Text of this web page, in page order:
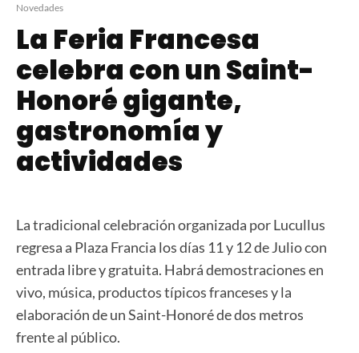
Novedades
La Feria Francesa
celebra con un Saint-
Honoré gigante,
gastronomía y
actividades
La tradicional celebración organizada por Lucullus
regresa a Plaza Francia los días 11 y 12 de Julio con
entrada libre y gratuita. Habrá demostraciones en
vivo, música, productos típicos franceses y la
elaboración de un Saint-Honoré de dos metros
frente al público.